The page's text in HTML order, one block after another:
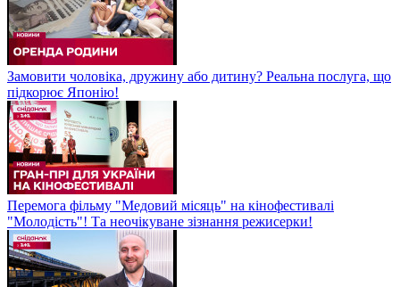
Замовити чоловіка, дружину або дитину? Реальна послуга, що
підкорює Японію!
Перемога фільму "Медовий місяць" на кінофестивалі
"Молодість"! Та неочікуване зізнання режисерки!